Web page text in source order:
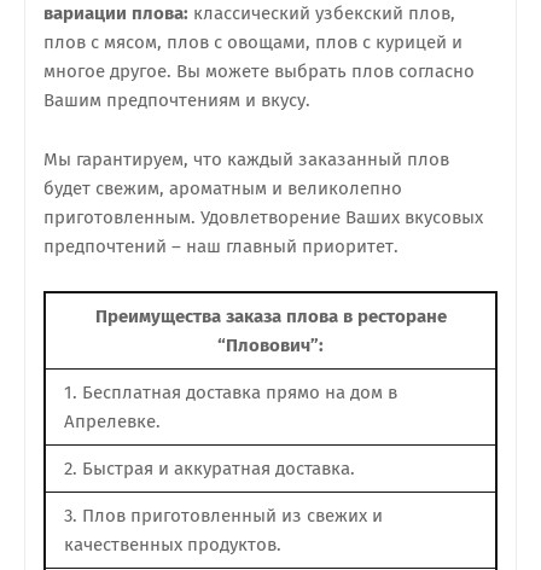
вариации плова: классический узбекский плов,
плов с мясом, плов с овощами, плов с курицей и
многое другое. Вы можете выбрать плов согласно
Вашим предпочтениям и вкусу.
Мы гарантируем, что каждый заказанный плов
будет свежим, ароматным и великолепно
приготовленным. Удовлетворение Ваших вкусовых
предпочтений – наш главный приоритет.
Преимущества заказа плова в ресторане
“Пловович”:
1. Бесплатная доставка прямо на дом в
Апрелевке.
2. Быстрая и аккуратная доставка.
3. Плов приготовленный из свежих и
качественных продуктов.